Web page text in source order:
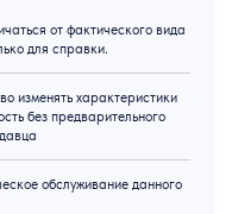
от фактического вида
для справки.
изменять характеристики
без предварительного
обслуживание данного